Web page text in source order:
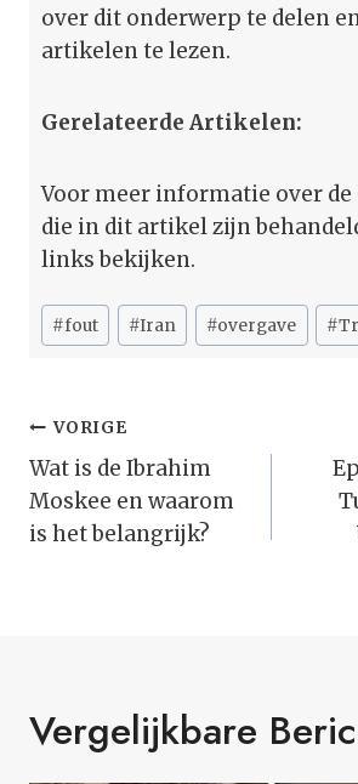
over dit onderwerp te delen
artikelen te lezen.
Gerelateerde Artikelen:
Voor meer informatie over
die in dit artikel zijn
links bekijken.
Bericht
tags:
#fout #Iran #overgave #
Bericht
Navigatie
VORIGE
Wat is de Ibrahim
Moskee en waarom
is het belangrijk?
Vergelijkbare